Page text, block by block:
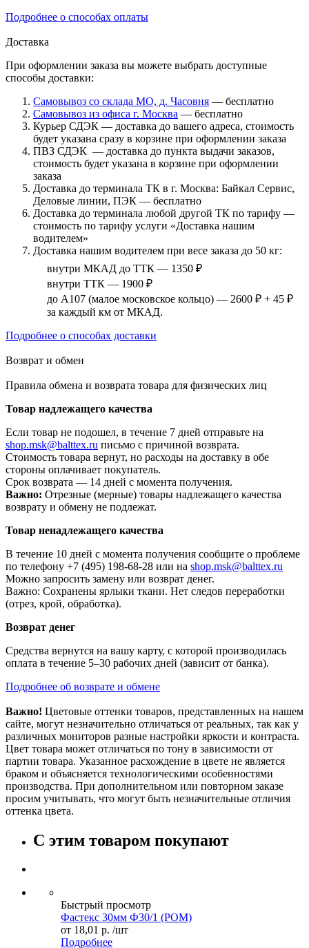
Подробнее о способах оплаты
Доставка
При оформлении заказа вы можете выбрать доступные
способы доставки:
Самовывоз со склада МО, д. Часовня — бесплатно
Самовывоз из офиса г. Москва — бесплатно
Курьер СДЭК — доставка до вашего адреса, стоимость
будет указана сразу в корзине при оформлении заказа
ПВЗ СДЭК — доставка до пункта выдачи заказов,
стоимость будет указана в корзине при оформлении
заказа
Доставка до терминала ТК в г. Москва: Байкал Сервис,
Деловые линии, ПЭК — бесплатно
Доставка до терминала любой другой ТК по тарифу —
стоимость по тарифу услуги «Доставка нашим
водителем»
Доставка нашим водителем при весе заказа до 50 кг:
внутри МКАД до ТТК — 1350 ₽
внутри ТТК — 1900 ₽
до А107 (малое московское кольцо) — 2600 ₽ + 45 ₽
за каждый км от МКАД.
Подробнее о способах доставки
Возврат и обмен
Правила обмена и возврата товара для физических лиц
Товар надлежащего качества
Если товар не подошел, в течение 7 дней отправьте на
shop.msk@balttex.ru письмо с причиной возврата.
Стоимость товара вернут, но расходы на доставку в обе
стороны оплачивает покупатель.
Срок возврата — 14 дней с момента получения.
Важно: Отрезные (мерные) товары надлежащего качества
возврату и обмену не подлежат.
Товар ненадлежащего качества
В течение 10 дней с момента получения сообщите о проблеме
по телефону +7 (495) 198-68-28 или на shop.msk@balttex.ru
Можно запросить замену или возврат денег.
Важно: Сохранены ярлыки ткани. Нет следов переработки
(отрез, крой, обработка).
Возврат денег
Средства вернутся на вашу карту, с которой производилась
оплата в течение 5–30 рабочих дней (зависит от банка).
Подробнее об возврате и обмене
Важно! Цветовые оттенки товаров, представленных на нашем
сайте, могут незначительно отличаться от реальных, так как у
различных мониторов разные настройки яркости и контраста.
Цвет товара может отличаться по тону в зависимости от
партии товара. Указанное расхождение в цвете не является
браком и объясняется технологическими особенностями
производства. При дополнительном или повторном заказе
просим учитывать, что могут быть незначительные отличия
оттенка цвета.
С этим товаром покупают
Быстрый просмотр
Фастекс 30мм Ф30/1 (POM)
от 18,01 р. /шт
Подробнее